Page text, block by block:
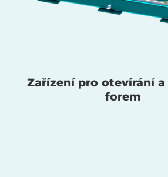
Zařízení pro otevírání
forem